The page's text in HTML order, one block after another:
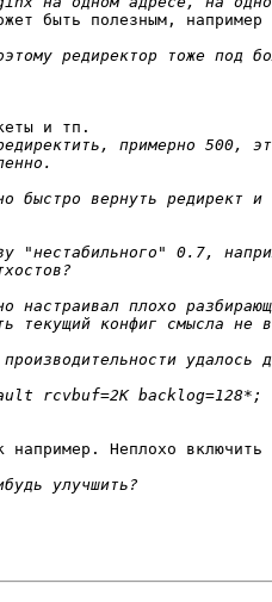
быть полезным,
и тп.
например. Неплохо